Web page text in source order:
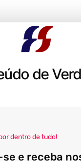
de
dentro de tudo!
e receba